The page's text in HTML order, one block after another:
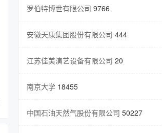
罗伯特博世有限公司 9766
安徽天康集团股份有限公司 444
江苏佳美演艺设备有限公司 20
南京大学18455
中国石油天然气股份有限公司 50227